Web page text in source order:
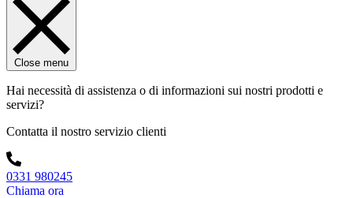
Close menu
Hai necessità di assistenza o di informazioni sui nostri prodotti e
servizi?
Contatta il nostro servizio clienti
0331 980245
Chiama ora